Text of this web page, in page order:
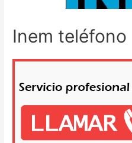
Inem teléfono